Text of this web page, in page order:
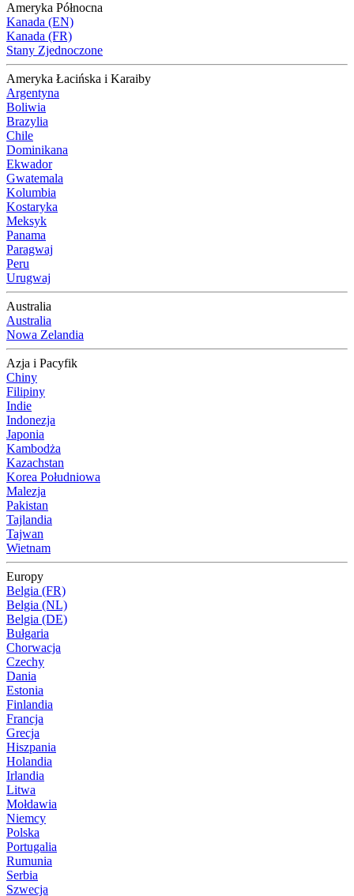
Ameryka Północna
Kanada (EN)
Kanada (FR)
Stany Zjednoczone
Ameryka Łacińska i Karaiby
Argentyna
Boliwia
Brazylia
Chile
Dominikana
Ekwador
Gwatemala
Kolumbia
Kostaryka
Meksyk
Panama
Paragwaj
Peru
Urugwaj
Australia
Australia
Nowa Zelandia
Azja i Pacyfik
Chiny
Filipiny
Indie
Indonezja
Japonia
Kambodża
Kazachstan
Korea Południowa
Malezja
Pakistan
Tajlandia
Tajwan
Wietnam
Europy
Belgia (FR)
Belgia (NL)
Belgia (DE)
Bułgaria
Chorwacja
Czechy
Dania
Estonia
Finlandia
Francja
Grecja
Hiszpania
Holandia
Irlandia
Litwa
Mołdawia
Niemcy
Polska
Portugalia
Rumunia
Serbia
Szwecja